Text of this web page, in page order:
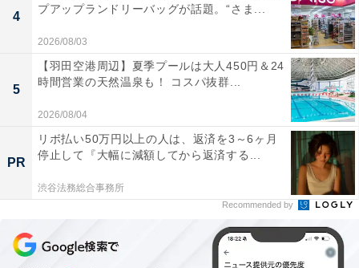
地図の無料更新がついているので最新の道路情報を
保てる安心感があります
見やすい大画面で快適にナビを使いこなしたい人や、車
内でのエンタメ環境を充実させたい人には、おすすめの
商品といえそうです。
あわせて読みたい
【Amazonお買い得情報】Pioneer「カーナ
ビ」が特別価格で登場中【5月26日】
4
プアップランドリーバッグが話題。“さま...
2026/08/03
5
【羽田空港周辺】夏季プールは大人450円＆24
時間営業の天然温泉も！ コスパ抜群...
2026/08/04
PR
リボ払い50万円以上の人は、返済を3～6ヶ月
停止して『大幅に減額してから返済する...
渋谷法務総合事務所
Recommended by